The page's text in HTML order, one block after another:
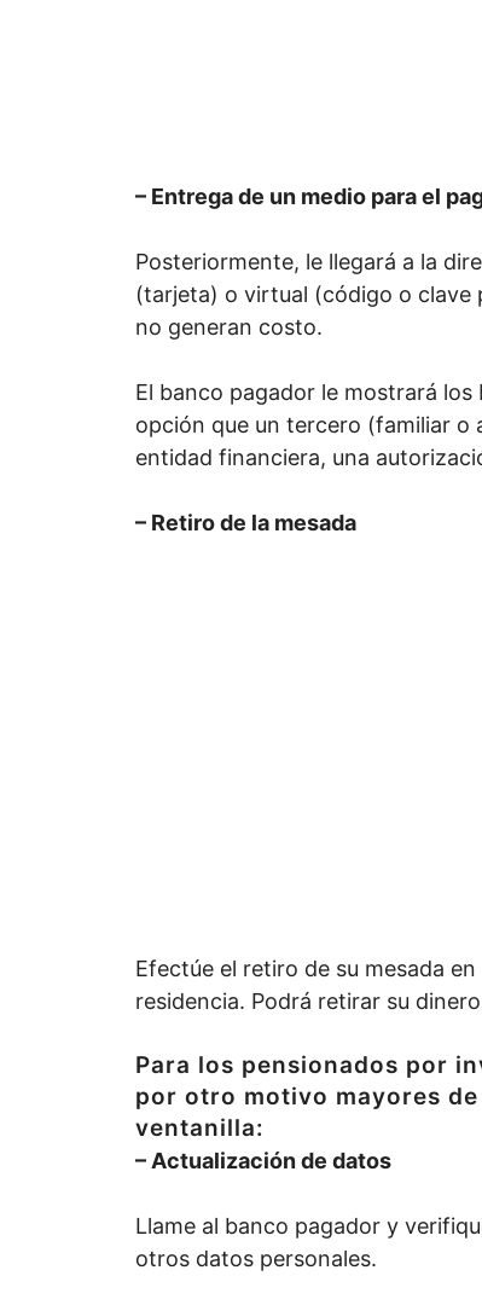
– Entrega de un medio para el
Posteriormente, le llegará a la
(tarjeta) o virtual (código o clave
no generan costo.
El banco pagador le mostrará
opción que un tercero (familiar o
entidad financiera, una
– Retiro de la mesada
Efectúe el retiro de su mesada
residencia. Podrá retirar su
Para los pensionados por
por otro motivo mayores
ventanilla:
– Actualización de datos
Llame al banco pagador y
otros datos personales.